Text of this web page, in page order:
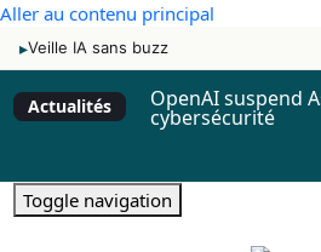
Aller au contenu principal
▸Veille IA sans buzz
Actualités OpenAI suspend
cybersécurité
Toggle navigation